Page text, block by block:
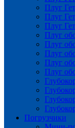
Плуг
Плуг
Плуг
Плуг
Плуг
Плуг
Плуг
Плуг
Погрузчики